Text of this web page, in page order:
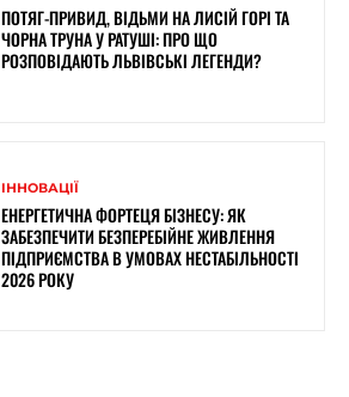
ПОТЯГ-ПРИВИД, ВІДЬМИ НА ЛИСІЙ ГОРІ ТА
ЧОРНА ТРУНА У РАТУШІ: ПРО ЩО
РОЗПОВІДАЮТЬ ЛЬВІВСЬКІ ЛЕГЕНДИ?
ІННОВАЦІЇ
ЕНЕРГЕТИЧНА ФОРТЕЦЯ БІЗНЕСУ: ЯК
ЗАБЕЗПЕЧИТИ БЕЗПЕРЕБІЙНЕ ЖИВЛЕННЯ
ПІДПРИЄМСТВА В УМОВАХ НЕСТАБІЛЬНОСТІ
2026 РОКУ